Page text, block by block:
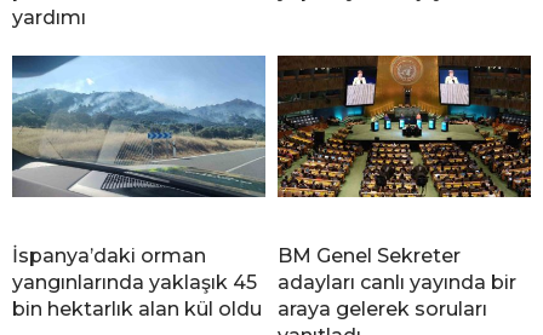
yardımı
İspanya’daki orman
yangınlarında yaklaşık 45
bin hektarlık alan kül oldu
BM Genel Sekreter
adayları canlı yayında bir
araya gelerek soruları